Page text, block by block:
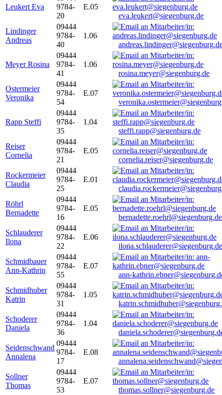
Leukert Eva
9784-
20
E.05
eva.leukert@siegenburg.de
Lindinger
Andreas
09444
9784-
40
1.06
Meyer Rosina
09444
9784-
41
1.06
rosina.meyer@siegenburg.de
Ostermeier
Veronika
09444
9784-
54
E.07
Rapp Steffi
09444
9784-
35
1.04
steffi.rapp@siegenburg.de
Reiser
Cornelia
09444
9784-
21
E.05
cornelia.reiser@siegenburg.de
Rockermeier
Claudia
09444
9784-
25
E.01
Röhrl
Bernadette
09444
9784-
16
E.05
bernadette.roehrl@siegenburg.de
Schlauderer
Ilona
09444
9784-
22
E.06
ilona.schlauderer@siegenburg.de
Schmidbauer
Ann-Kathrin
09444
9784-
55
E.07
ann-
Schmidhuber
Katrin
09444
9784-
31
1.05
Schoderer
Daniela
09444
9784-
36
1.04
Seidenschwand
Annalena
09444
9784-
17
E.08
Sollner
Thomas
09444
9784-
53
E.07
thomas.sollner@siegenburg.de